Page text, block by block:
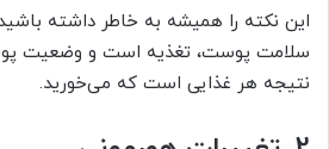
این نکته را همیشه به خاطر داشته
سلامت پوست، تغذیه است و وضعیت
نتیجه هر غذایی است که می‌خورید.